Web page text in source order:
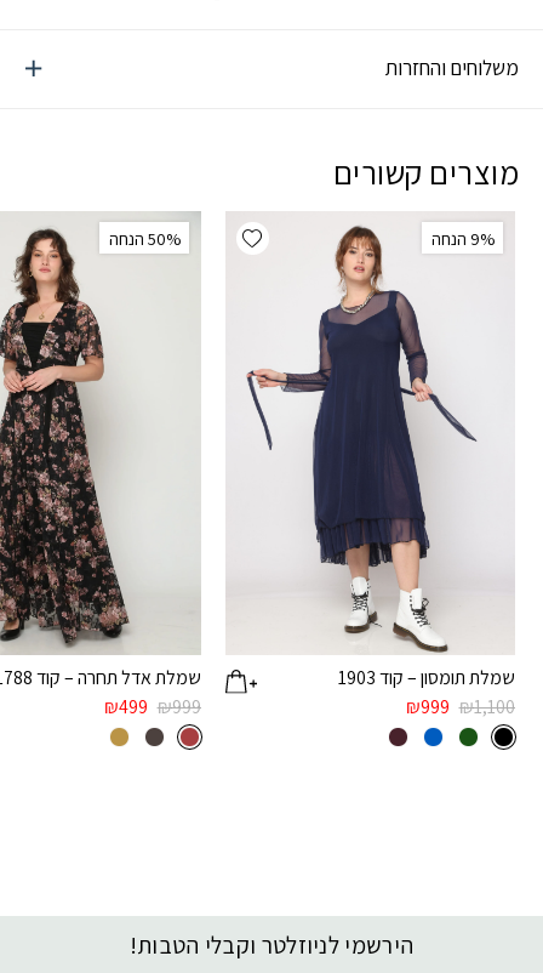
משלוחים והחזרות
מוצרים קשורים
Add wishlist ‫9% הנחה
שמלת תומסון – קוד 1903
₪1,100
₪999
‫50% הנחה
שמלת אדל תחרה – קוד 1788
₪999
₪499
הירשמי לניוזלטר וקבלי הטבות!